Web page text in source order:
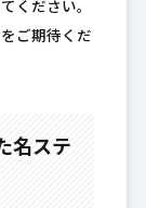
ください。
ご期待くだ
名ステ